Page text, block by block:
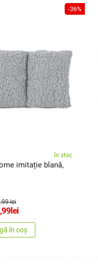
-36%
în stoc
imitație blană,
lei
lei
în coș